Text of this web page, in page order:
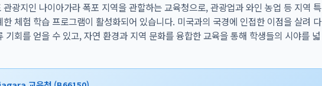
관광지인 나이아가라 폭포 지역을 관할하는 교육청으로, 관광업과 와인 농업 등 지역 특
한 체험 학습 프로그램이 활성화되어 있습니다. 미국과의 국경에 인접한 이점을 살려 다
기회를 얻을 수 있고, 자연 환경과 지역 문화를 융합한 교육을 통해 학생들의 시야를 넓